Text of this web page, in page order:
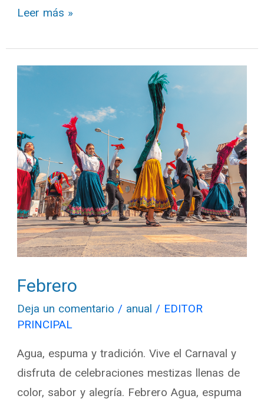
Leer más »
Febrero
Deja un comentario / anual / EDITOR
PRINCIPAL
Agua, espuma y tradición. Vive el Carnaval y
disfruta de celebraciones mestizas llenas de
color, sabor y alegría. Febrero Agua, espuma
Febrero